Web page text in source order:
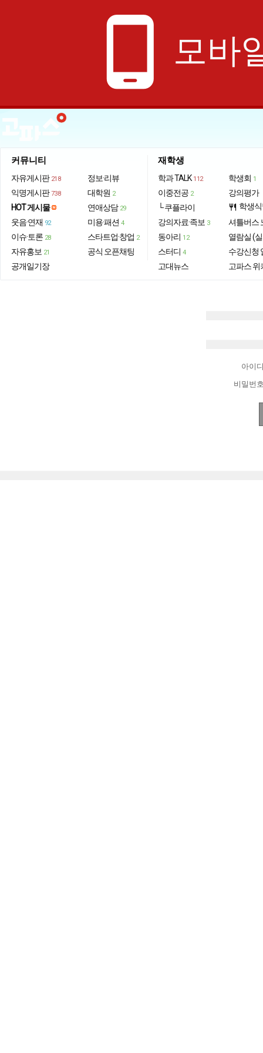
phone_android 모바
커뮤니티
자유게시판 218
익명게시판 738
HOT 게시물
웃음·연재 92
이슈·토론 28
자유홍보 21
공개일기장
정보·리뷰
대학원 2
연애상담 29
미용·패션 4
스타트업·창업 2
공식 오픈채팅
재학생
학과 TALK 112
이중전공 2
└ 쿠플라이
강의자료·족보 3
동아리 12
스터디 4
고대뉴스
학생회 1
강의평가
restaurant 학생
셔틀버스
열람실 (
수강신청
고파스 위
아이
비밀번